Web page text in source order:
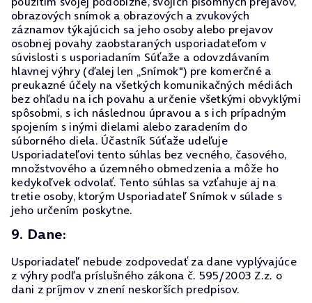
obrazových snímok a obrazových a zvukových
záznamov týkajúcich sa jeho osoby alebo prejavov
osobnej povahy zaobstaraných usporiadateľom v
súvislosti s usporiadaním Súťaže a odovzdávaním
hlavnej výhry (ďalej len „Snímok") pre komerčné a
preukazné účely na všetkých komunikačných médiách
bez ohľadu na ich povahu a určenie všetkými obvyklými
spôsobmi, s ich následnou úpravou a s ich prípadným
spojením s inými dielami alebo zaradením do
súborného diela. Účastník Súťaže udeľuje
Usporiadateľovi tento súhlas bez vecného, časového,
množstvového a územného obmedzenia a môže ho
kedykoľvek odvolať. Tento súhlas sa vzťahuje aj na
tretie osoby, ktorým Usporiadateľ Snímok v súlade s
jeho určením poskytne.
9. Dane:
Usporiadateľ nebude zodpovedať za dane vyplývajúce
z výhry podľa príslušného zákona č. 595/2003 Z.z. o
dani z príjmov v znení neskorších predpisov.